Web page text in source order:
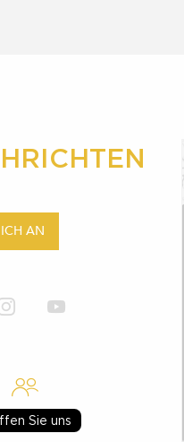
AN
Sie uns